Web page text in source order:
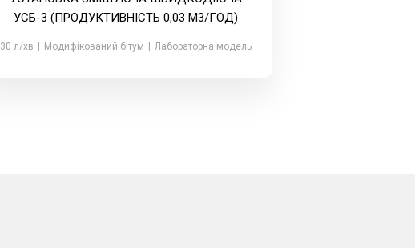
УСБ-3 (ПРОДУКТИВНІСТЬ 0,03 М3/ГОД)
30 л/хв Модифікований бітум Лабораторна модель